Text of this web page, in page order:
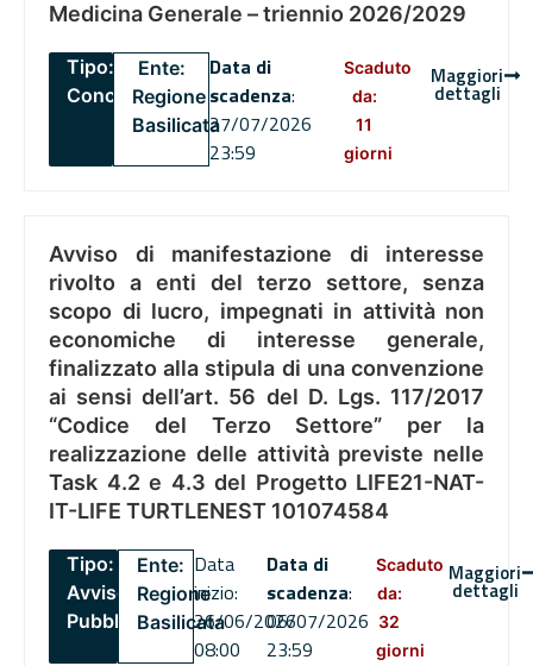
Medicina Generale – triennio 2026/2029
Tipo:
Concorsi
Ente:
Regione
Basilicata
Data di
scadenza:
27/07/2026
23:59
Scaduto
da:
11
giorni
Maggiori
dettagli
Avviso di manifestazione di interesse
rivolto a enti del terzo settore, senza
scopo di lucro, impegnati in attività non
economiche di interesse generale,
finalizzato alla stipula di una convenzione
ai sensi dell’art. 56 del D. Lgs. 117/2017
“Codice del Terzo Settore” per la
realizzazione delle attività previste nelle
Task 4.2 e 4.3 del Progetto LIFE21-NAT-
IT-LIFE TURTLENEST 101074584
Tipo:
Avviso
Pubblico
Ente:
Regione
Basilicata
Data
inizio:
26/06/2026
08:00
Data di
scadenza:
06/07/2026
23:59
Scaduto
da:
32
giorni
Maggiori
dettagli